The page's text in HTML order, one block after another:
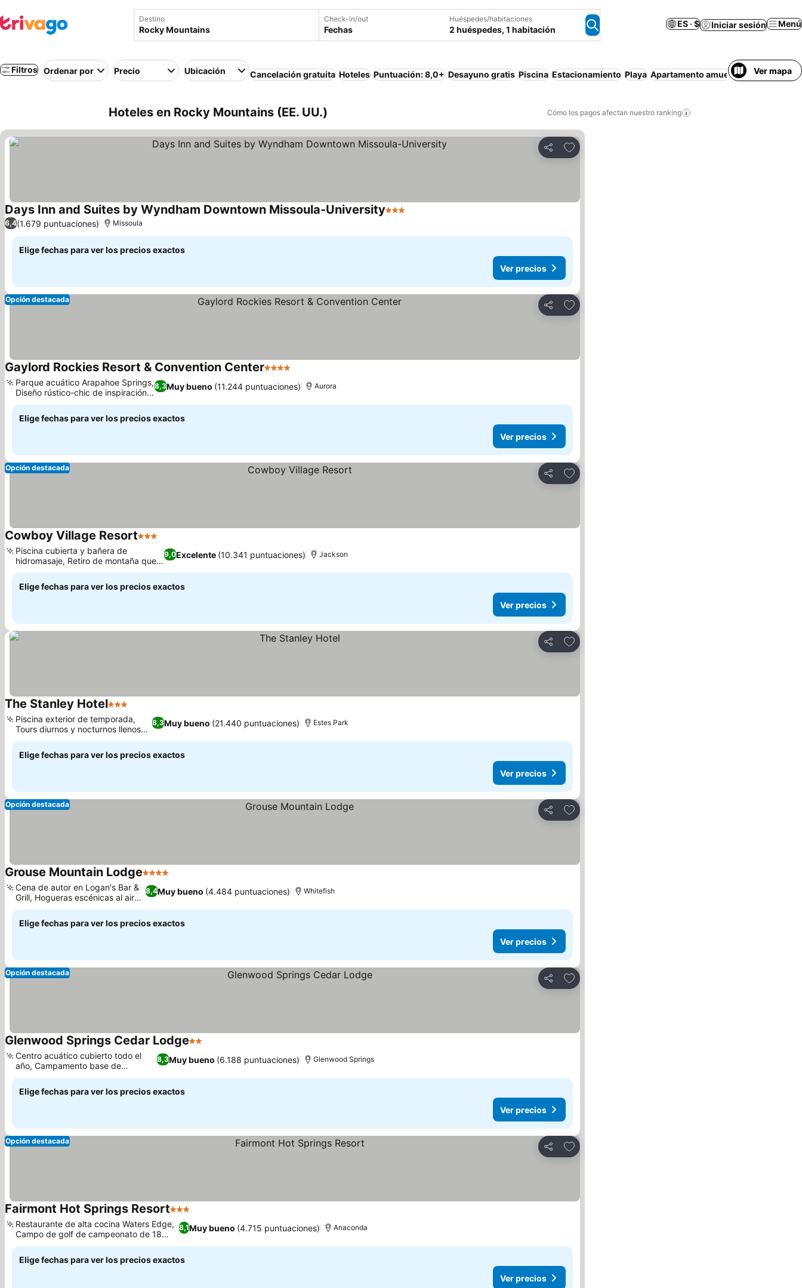
Destino Check-in/out
Fechas
Huéspedes/habitaciones
2 huéspedes, 1 habitación
ES · $ Iniciar sesión Menú
Filtros Ordenar por Precio Ubicación Cancelación gratuita Hoteles Puntuación: 8,0+ Desayuno gratis Piscina Estacionamiento Playa Apartamento amueblado Ver mapa
Hoteles en Rocky Mountains (EE. UU.) Cómo los pagos afectan nuestro ranking
Compartir
Agregar a favoritos
Days Inn and Suites by Wyndham Downtown Missoula-University3 Estrellas
6,4(1.679 puntuaciones) Missoula
Elige fechas para ver los precios exactos
Ver precios
Compartir
Agregar a favoritos
Opción destacada
Gaylord Rockies Resort & Convention Center4 Estrellas
8,3Muy bueno (11.244 puntuaciones)
Parque acuático Arapahoe Springs,
Diseño rústico-chic de inspiración
alpina
Aurora
Elige fechas para ver los precios exactos
Ver precios
Compartir
Agregar a favoritos
Opción destacada
Cowboy Village Resort3 Estrellas
9,0Excelente (10.341 puntuaciones)
Piscina cubierta y bañera de
hidromasaje, Retiro de montaña que
admite mascotas
Jackson
Elige fechas para ver los precios exactos
Ver precios
Compartir
Agregar a favoritos
The Stanley Hotel3 Estrellas
8,3Muy bueno (21.440 puntuaciones)
Piscina exterior de temporada,
Tours diurnos y nocturnos llenos
de espíritu
Estes Park
Elige fechas para ver los precios exactos
Ver precios
Compartir
Agregar a favoritos
Opción destacada
Grouse Mountain Lodge4 Estrellas
8,4Muy bueno (4.484 puntuaciones)
Cena de autor en Logan's Bar &
Grill, Hogueras escénicas al aire
libre
Whitefish
Elige fechas para ver los precios exactos
Ver precios
Compartir
Agregar a favoritos
Opción destacada
Glenwood Springs Cedar Lodge2 Estrellas
8,3Muy bueno (6.188 puntuaciones)
Centro acuático cubierto todo el
año, Campamento base de
montaña familiar
Glenwood Springs
Elige fechas para ver los precios exactos
Ver precios
Compartir
Agregar a favoritos
Opción destacada
Fairmont Hot Springs Resort3 Estrellas
8,1Muy bueno (4.715 puntuaciones)
Restaurante de alta cocina Waters Edge,
Campo de golf de campeonato de 18
hoyos con vistas
Anaconda
Elige fechas para ver los precios exactos
Ver precios